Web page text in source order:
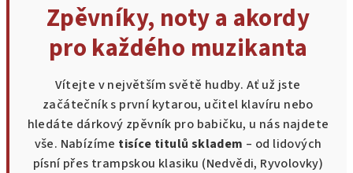
Zpěvníky, noty a akordy
pro každého muzikanta
Vítejte v největším světě hudby. Ať už jste
začátečník s první kytarou, učitel klavíru nebo
hledáte dárkový zpěvník pro babičku, u nás najdete
vše. Nabízíme tisíce titulů skladem – od lidových
písní přes trampskou klasiku (Nedvědi, Ryvolovky)